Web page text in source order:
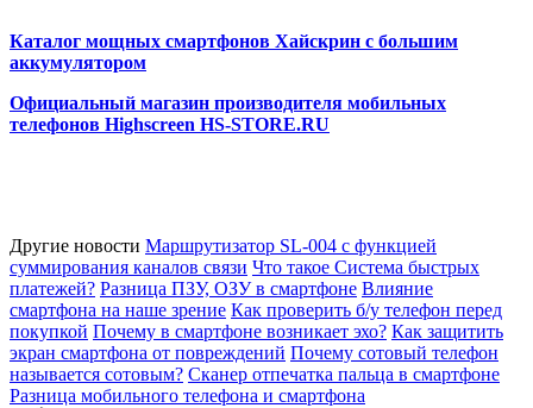
Каталог мощных смартфонов Хайскрин с большим
аккумулятором
Официальный магазин производителя мобильных
телефонов Highscreen HS-STORE.RU
Другие новости Маршрутизатор SL-004 с функцией
суммирования каналов связи Что такое Система быстрых
платежей? Разница ПЗУ, ОЗУ в смартфоне Влияние
смартфона на наше зрение Как проверить б/у телефон перед
покупкой Почему в смартфоне возникает эхо? Как защитить
экран смартфона от повреждений Почему сотовый телефон
называется сотовым? Сканер отпечатка пальца в смартфоне
Разница мобильного телефона и смартфона